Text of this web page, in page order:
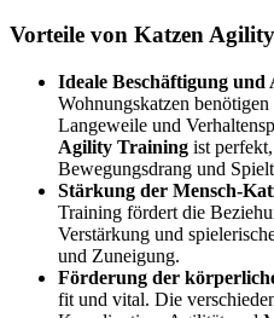
Vorteile von Katzen
Ideale Beschäftigung und
Wohnungskatzen
Langeweile und
Agility Training ist
Bewegungsdrang und
Stärkung der Mensch-
Training fördert die
Verstärkung und
und Zuneigung.
Förderung der
fit und vital. Die